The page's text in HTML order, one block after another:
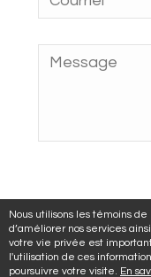
Nous utilisons les témoins
d’améliorer nos services
votre vie privée est
l'utilisation de ces
poursuivre votre visite. En